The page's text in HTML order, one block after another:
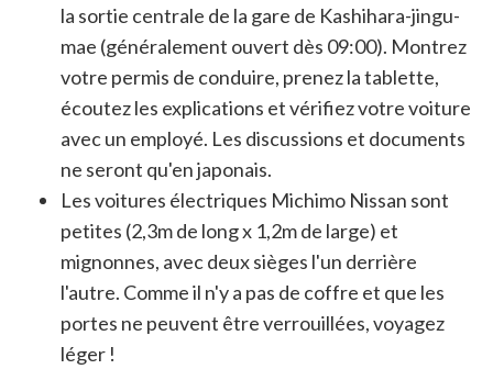
la sortie centrale de la gare de Kashihara-jingu-
mae (généralement ouvert dès 09:00). Montrez
votre permis de conduire, prenez la tablette,
écoutez les explications et vérifiez votre voiture
avec un employé. Les discussions et documents
ne seront qu'en japonais.
Les voitures électriques Michimo Nissan sont
petites (2,3m de long x 1,2m de large) et
mignonnes, avec deux sièges l'un derrière
l'autre. Comme il n'y a pas de coffre et que les
portes ne peuvent être verrouillées, voyagez
léger !